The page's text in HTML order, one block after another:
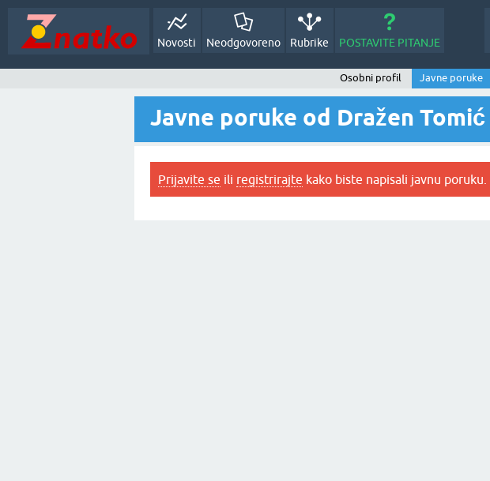
Novosti Neodgovoreno Rubrike POSTAVITE PITANJE
Osobni profil Javne poruke
Javne poruke od Dražen Tomić
Prijavite se ili registrirajte kako biste napisali javnu poruku.